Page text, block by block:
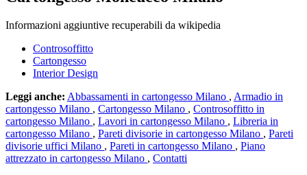
Informazioni aggiuntive recuperabili da wikipedia
Controsoffitto
Cartongesso
Interior Design
Leggi anche: Abbassamenti in cartongesso Milano , Armadio in
cartongesso Milano , Cartongesso Milano , Controsoffitto in
cartongesso Milano , Lavori in cartongesso Milano , Libreria in
cartongesso Milano , Pareti divisorie in cartongesso Milano , Pareti
divisorie uffici Milano , Pareti in cartongesso Milano , Piano
attrezzato in cartongesso Milano , Contatti